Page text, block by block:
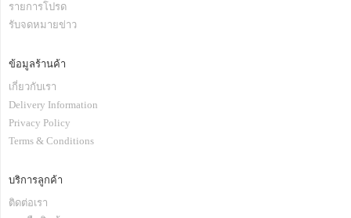
รายการโปรด
รับจดหมายข่าว
ข้อมูลร้านค้า
เกี่ยวกับเรา
Delivery Information
Privacy Policy
Terms & Conditions
บริการลูกค้า
ติดต่อเรา